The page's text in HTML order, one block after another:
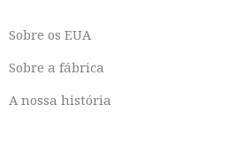
Sobre os EUA
Sobre a fábrica
A nossa história